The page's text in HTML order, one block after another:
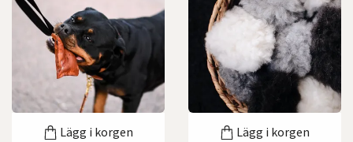
Lägg i korgen Lägg i korgen